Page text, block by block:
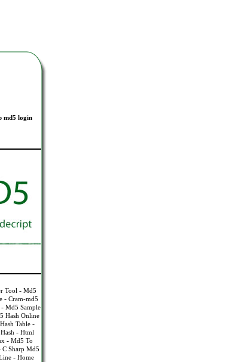
md5 login
Tool - Md5
- Cram-md5
- Md5 Sample
Hash Online
Table -
- Html
- Md5 To
C Sharp Md5
- Home